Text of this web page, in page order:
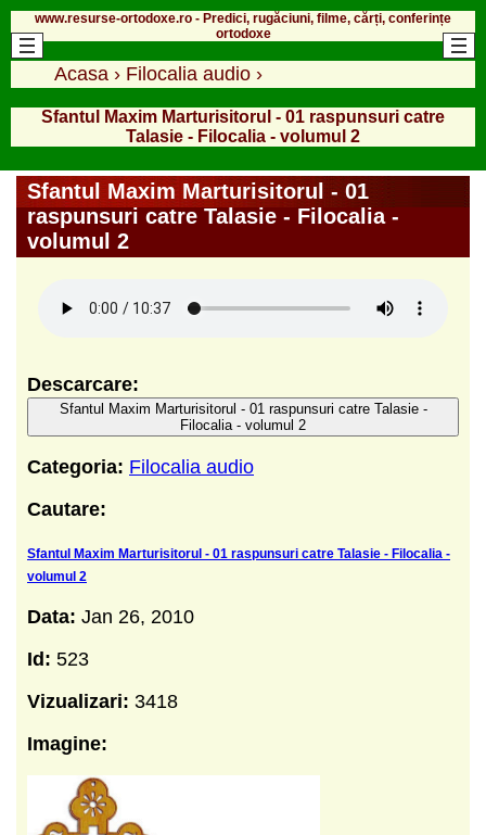
www.resurse-ortodoxe.ro - Predici, rugăciuni, filme, cărți, conferințe
ortodoxe
Acasa › Filocalia audio ›
Sfantul Maxim Marturisitorul - 01 raspunsuri catre
Talasie - Filocalia - volumul 2
Sfantul Maxim Marturisitorul - 01
raspunsuri catre Talasie - Filocalia -
volumul 2
Descarcare:
Sfantul Maxim Marturisitorul - 01 raspunsuri catre Talasie -
Filocalia - volumul 2
Categoria: Filocalia audio
Cautare:
Sfantul Maxim Marturisitorul - 01 raspunsuri catre Talasie - Filocalia -
volumul 2
Data: Jan 26, 2010
Id: 523
Vizualizari: 3418
Imagine: